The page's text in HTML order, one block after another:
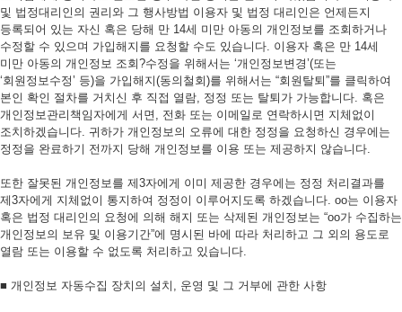
및 법정대리인의 권리와 그 행사방법 이용자 및 법정 대리인은 언제든지
등록되어 있는 자신 혹은 당해 만 14세 미만 아동의 개인정보를 조회하거나
수정할 수 있으며 가입해지를 요청할 수도 있습니다. 이용자 혹은 만 14세
미만 아동의 개인정보 조회?수정을 위해서는 ‘개인정보변경’(또는
‘회원정보수정’ 등)을 가입해지(동의철회)를 위해서는 “회원탈퇴”를 클릭하여
본인 확인 절차를 거치신 후 직접 열람, 정정 또는 탈퇴가 가능합니다. 혹은
개인정보관리책임자에게 서면, 전화 또는 이메일로 연락하시면 지체없이
조치하겠습니다. 귀하가 개인정보의 오류에 대한 정정을 요청하신 경우에는
정정을 완료하기 전까지 당해 개인정보를 이용 또는 제공하지 않습니다.
또한 잘못된 개인정보를 제3자에게 이미 제공한 경우에는 정정 처리결과를
제3자에게 지체없이 통지하여 정정이 이루어지도록 하겠습니다. oo는 이용자
혹은 법정 대리인의 요청에 의해 해지 또는 삭제된 개인정보는 “oo가 수집하는
개인정보의 보유 및 이용기간”에 명시된 바에 따라 처리하고 그 외의 용도로
열람 또는 이용할 수 없도록 처리하고 있습니다.
■ 개인정보 자동수집 장치의 설치, 운영 및 그 거부에 관한 사항